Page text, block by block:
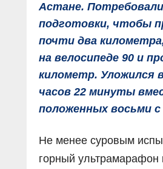
Астане.
подготовки, чтобы
почти два
на велосипеде 90 и
километр. Уложился
часов 22 минуты
положенных восьми с
Не менее суровым
горный ультрамарафон